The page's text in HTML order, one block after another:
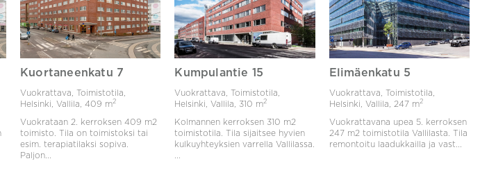
Kuortaneenkatu 7
Vuokrattava, Toimistotila,
Helsinki, Vallila, 409 m2
Vuokrataan 2. kerroksen 409 m2
toimisto. Tila on toimistoksi tai
esim. terapiatilaksi sopiva.
Paljon...
Kumpulantie 15
Vuokrattava, Toimistotila,
Helsinki, Vallila, 310 m2
Kolmannen kerroksen 310 m2
toimistotila. Tila sijaitsee hyvien
kulkuyhteyksien varrella Vallilassa.
Elimäenkatu 5
Vuokrattava, Toimistotila,
Helsinki, Vallila,
247 m2
Vuokrattavana upea 5. kerroksen
247 m2 toimistotila Vallilasta. Tila
remontoitu laadukkailla ja vast...